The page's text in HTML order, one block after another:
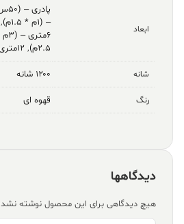
ابعاد
پادری – (۵۰س.م * ۸۰س.م)
– (۱م * ۱.۵م)
,
۶متری – (۳م * ۲م)
۲.۵م)
, ۱۲متری – (۳م * ۴م)
شانه ۱۲۰۰ شانه
رنگ قهوه ای
دیدگاهها
هیچ دیدگاهی برای این محصول نوشته